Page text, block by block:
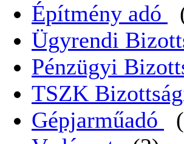
Építmény adó
Ügyrendi
Pénzügyi
TSZK
Gépjarműadó